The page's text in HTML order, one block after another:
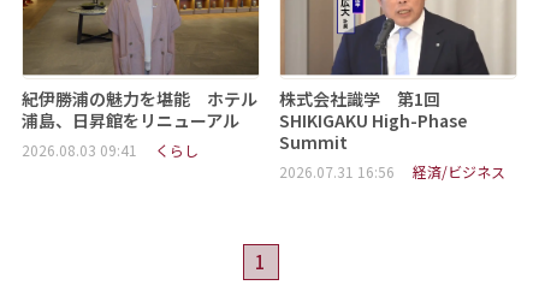
紀伊勝浦の魅力を堪能 ホテル
浦島、日昇館をリニューアル
2026.08.03 09:41 くらし
株式会社識学 第1回
SHIKIGAKU High-Phase
Summit
2026.07.31 16:56 経済/ビジネス
1